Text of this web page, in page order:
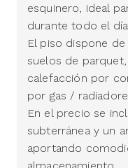
esquinero, ideal
durante todo el día.
El piso dispone de
suelos de
calefacción por
por gas /
En el precio se
subterránea y un
aportando
almacenamiento.